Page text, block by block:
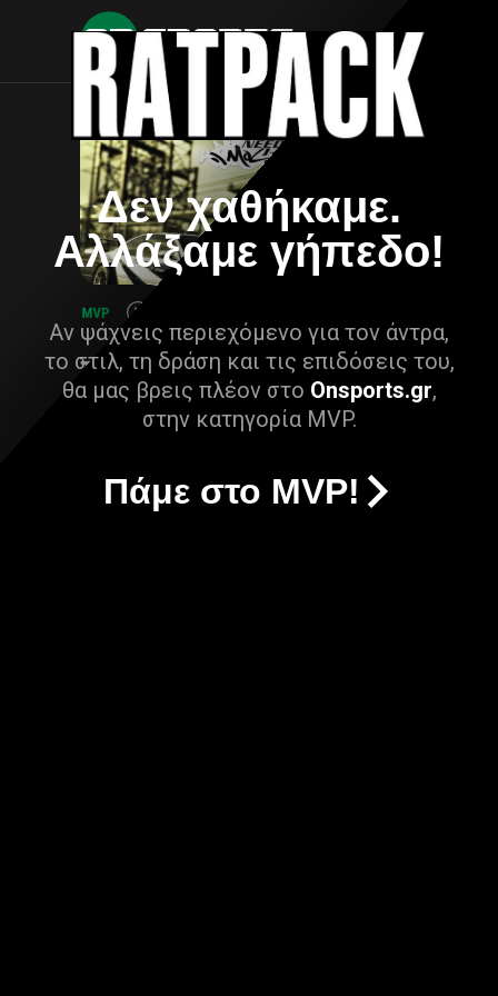
Δεν χαθήκαμε.
Αλλάξαμε γήπεδο!
Αν ψάχνεις περιεχόμενο για τον άντρα,
το στιλ, τη δράση και τις επιδόσεις του,
θα μας βρεις πλέον στο Onsports.gr,
στην κατηγορία MVP.
Πάμε στο MVP!